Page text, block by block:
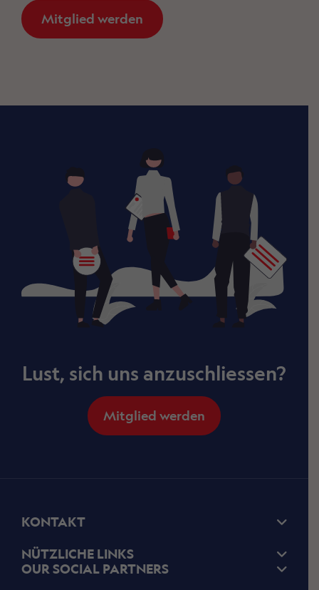
Mitglied werden
Lust, sich uns anzuschliessen?
Mitglied werden
KONTAKT
NÜTZLICHE LINKS
OUR SOCIAL PARTNERS